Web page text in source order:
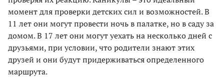
момент для проверки детских сил и возможностей. В
11 лет они могут провести ночь в палатке, но в саду за
домом. В 17 лет они могут уехать на несколько дней с
друзьями, при условии, что родители знают этих
друзей и они будут придерживаться определенного
маршрута.